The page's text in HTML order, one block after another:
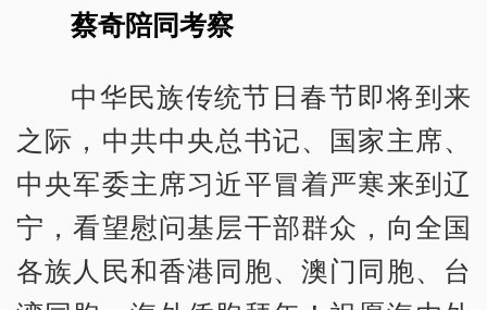
蔡奇陪同考察
中华民族传统节日春节即将到来
之际，中共中央总书记、国家主席、
中央军委主席习近平冒着严寒来到辽
宁，看望慰问基层干部群众，向全国
各族人民和香港同胞、澳门同胞、台